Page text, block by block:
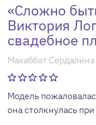
«Сложно
Виктория
свадебное
Махаббат Сердалина
Модель
она столкнулась